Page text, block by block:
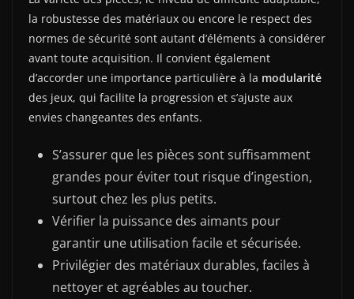
la robustesse des matériaux ou encore le respect des
normes de sécurité sont autant d’éléments à considérer
avant toute acquisition. Il convient également
d’accorder une importance particulière à la modularité
des jeux, qui facilite la progression et s’ajuste aux
envies changeantes des enfants.
S’assurer que les pièces sont suffisamment
grandes pour éviter tout risque d’ingestion,
surtout chez les plus petits.
Vérifier la puissance des aimants pour
garantir une utilisation facile et sécurisée.
Privilégier des matériaux durables, faciles à
nettoyer et agréables au toucher.